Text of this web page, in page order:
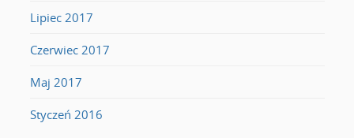
Lipiec 2017
Czerwiec 2017
Maj 2017
Styczeń 2016